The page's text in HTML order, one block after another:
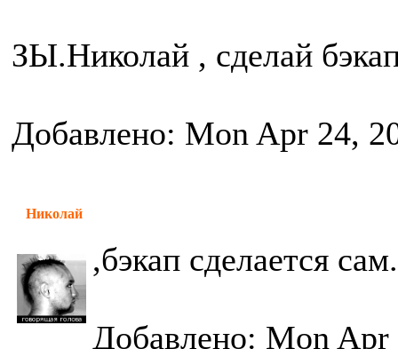
ЗЫ.Николай , сделай
Добавлено: Mon Apr 24,
Николай
,бэкап сделается
Добавлено: Mon Apr